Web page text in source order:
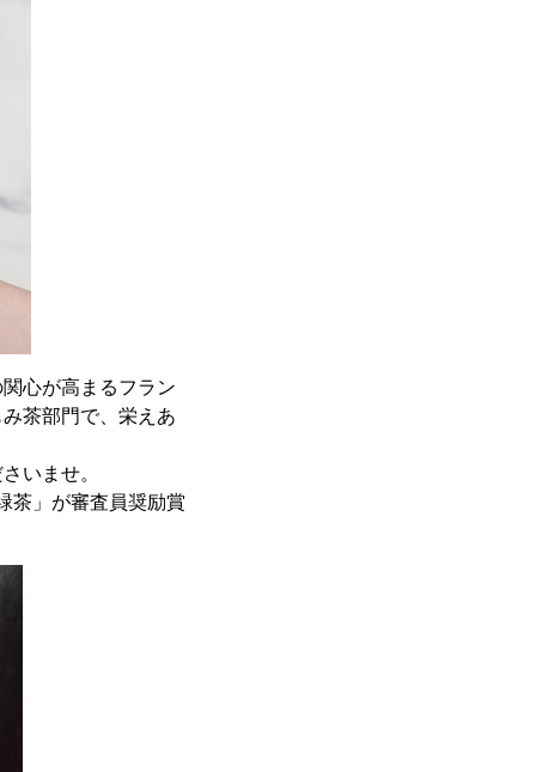
心が高まるフラン
茶部門で、栄えあ
いませ。
茶」が審査員奨励賞